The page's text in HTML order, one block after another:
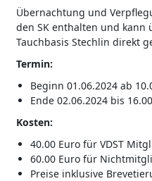
Übernachtung und
den SK enthalten und kann
Tauchbasis Stechlin direkt
Termin:
Beginn 01.06.2024 ab
Ende 02.06.2024 bis
Kosten:
40.00 Euro für VDST
60.00 Euro für
Preise inklusive